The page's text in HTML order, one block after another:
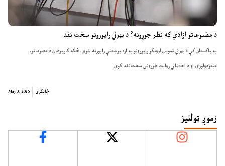
د مطبوعاتو ازادي که نظر جوړونه؟ د بهرني راپورونو سخت نقد
په پاکستان کې د بهرني تمویل لرونکو راپورونو په اړه پوښتنې راپورته شوي، ځکه کارپوهان د معلوماتو،
میتودولوژۍ او د احتمالي روایت جوړونې سخت نقد کوي
May 3, 2026 ځانګړی
زموږ ټولنیز